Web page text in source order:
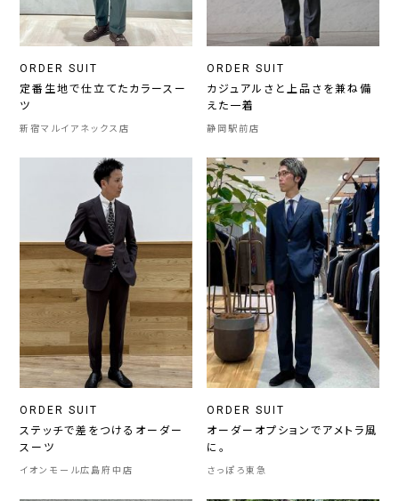
ORDER SUIT
定番生地で仕立てたカラースー
ツ
新宿マルイアネックス店
ORDER SUIT
カジュアルさと上品さを兼ね備
えた一着
静岡駅前店
ORDER SUIT
ステッチで差をつけるオーダー
スーツ
イオンモール広島府中店
ORDER SUIT
オーダーオプションでアメトラ風
に。
さっぽろ東急